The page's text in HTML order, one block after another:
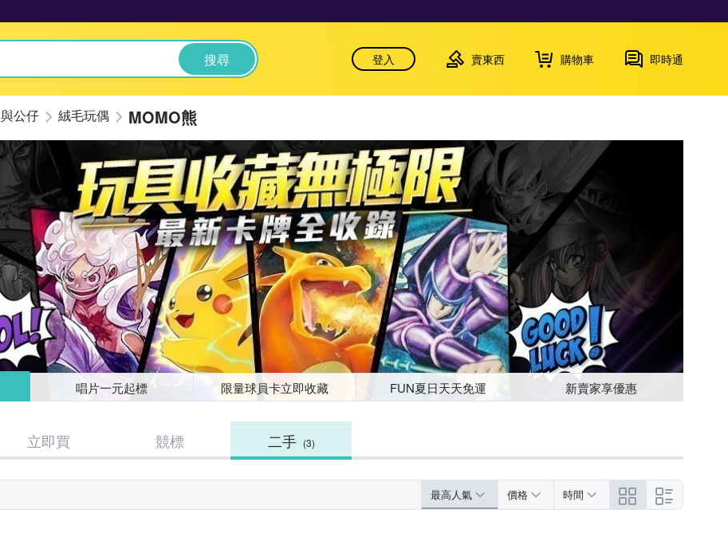
搜尋 登入 賣東西 購物車 即時通
公仔 絨毛玩偶 MOMO熊
唱片一元起標 限量球員卡立即收藏 FUN夏日天天免運 新賣家享優惠
立即買 競標 二手 (3)
最高人氣 價格 時間